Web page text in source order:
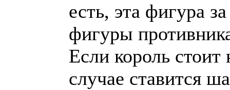
есть, эта фигура
фигуры
Если король
случае ставится